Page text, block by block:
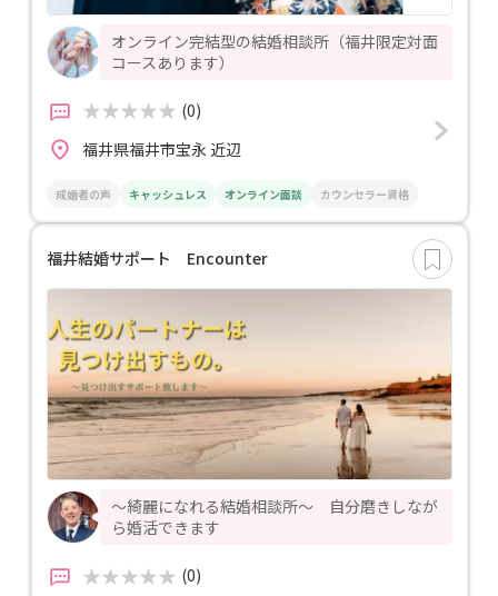
オンライン完結型の結婚相談所（福井限定対面
コースあります）
(0)
福井県福井市宝永 近辺
成婚者の声 キャッシュレス オンライン面談 カウンセラー資格
福井結婚サポート Encounter
〜綺麗になれる結婚相談所〜 自分磨きしなが
ら婚活できます
(0)